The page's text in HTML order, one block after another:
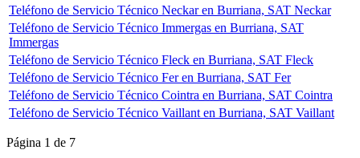
Teléfono de Servicio Técnico Neckar en Burriana, SAT Neckar
Teléfono de Servicio Técnico Immergas en Burriana, SAT
Immergas
Teléfono de Servicio Técnico Fleck en Burriana, SAT Fleck
Teléfono de Servicio Técnico Fer en Burriana, SAT Fer
Teléfono de Servicio Técnico Cointra en Burriana, SAT Cointra
Teléfono de Servicio Técnico Vaillant en Burriana, SAT Vaillant
Página 1 de 7